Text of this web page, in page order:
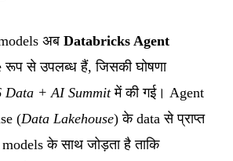
अब Databricks Agent
रूप से उपलब्ध हैं, जिसकी घोषणा
Data + AI Summitमें की गई। Agent
(Data Lakehouse) के data से प्राप्त
के साथ जोड़ता है ताकि